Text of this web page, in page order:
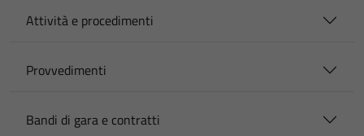
Attività e procedimenti
Provvedimenti
Bandi di gara e contratti